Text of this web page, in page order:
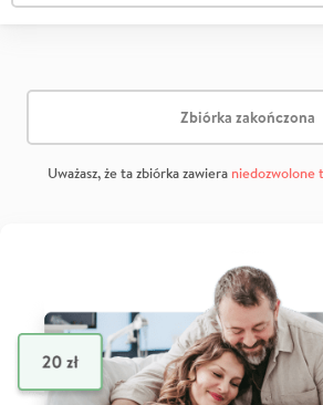
Zbiórka zakończona
Uważasz, że ta zbiórka zawiera niedozwolone